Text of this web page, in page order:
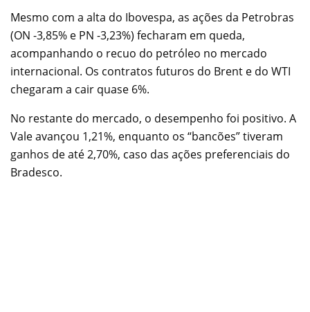
Mesmo com a alta do Ibovespa, as ações da Petrobras
(ON -3,85% e PN -3,23%) fecharam em queda,
acompanhando o recuo do petróleo no mercado
internacional. Os contratos futuros do Brent e do WTI
chegaram a cair quase 6%.
No restante do mercado, o desempenho foi positivo. A
Vale avançou 1,21%, enquanto os “bancões” tiveram
ganhos de até 2,70%, caso das ações preferenciais do
Bradesco.